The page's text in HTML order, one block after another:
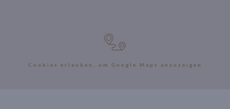
Cookies erlauben, um Google Maps anzuzeigen